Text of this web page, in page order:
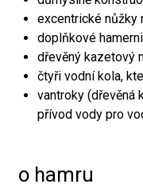
excentrické nůžky
doplňkové
dřevěný kazetový
čtyři vodní kola,
vantroky (dřevěná
přívod vody pro
o hamru